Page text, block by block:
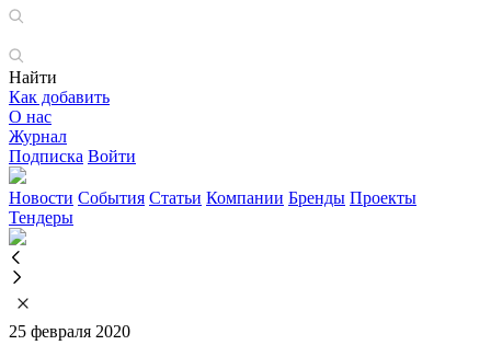
Найти
Как добавить
О нас
Журнал
Подписка Войти
Новости События Статьи Компании Бренды Проекты
Тендеры
25 февраля 2020